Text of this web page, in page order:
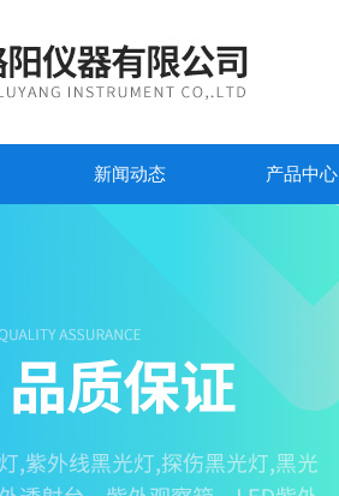
新闻动态 产品中心